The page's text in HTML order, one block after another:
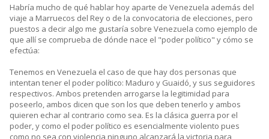
Habría mucho de qué hablar hoy aparte de Venezuela además del
viaje a Marruecos del Rey o de la convocatoria de elecciones, pero
puestos a decir algo me gustaría sobre Venezuela como ejemplo de
que allí se comprueba de dónde nace el "poder político" y cómo se
efectúa:
Tenemos en Venezuela el caso de que hay dos personas que
intentan tener el poder político: Maduro y Guaidó, y sus seguidores
respectivos. Ambos pretenden arrogarse la legitimidad para
poseerlo, ambos dicen que son los que deben tenerlo y ambos
quieren echar al contrario como sea. Es la clásica guerra por el
poder, y como el poder político es esencialmente violento pues
como no sea con violencia ninguno alcanzará la victoria para